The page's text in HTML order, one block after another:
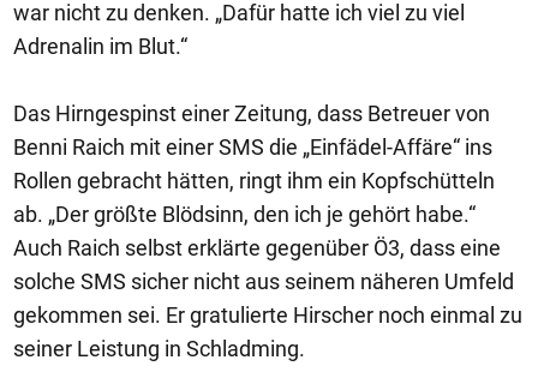
war nicht zu denken. „Dafür hatte ich viel zu viel
Adrenalin im Blut.“
Das Hirngespinst einer Zeitung, dass Betreuer von
Benni Raich mit einer SMS die „Einfädel-Affäre“ ins
Rollen gebracht hätten, ringt ihm ein Kopfschütteln
ab. „Der größte Blödsinn, den ich je gehört habe.“
Auch Raich selbst erklärte gegenüber Ö3, dass eine
solche SMS sicher nicht aus seinem näheren Umfeld
gekommen sei. Er gratulierte Hirscher noch einmal zu
seiner Leistung in Schladming.